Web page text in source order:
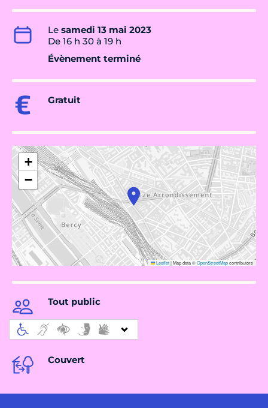
Le samedi 13 mai 2023
De 16 h 30 à 19 h
Évènement terminé
Gratuit
+
−
Leaflet|Map data ©OpenStreetMapcontributors
Tout public
Couvert